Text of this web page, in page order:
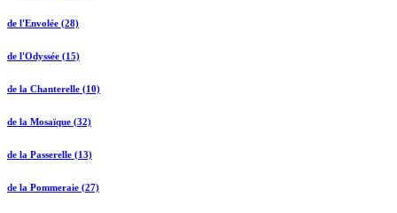
de l'Envolée (28)
de l'Odyssée (15)
de la Chanterelle (10)
de la Mosaïque (32)
de la Passerelle (13)
de la Pommeraie (27)